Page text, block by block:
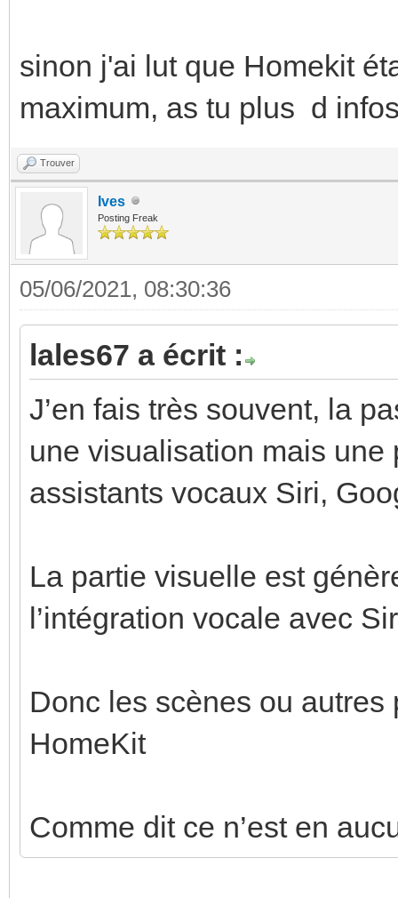
sinon j'ai lut que Homekit
maximum, as tu plus d
Trouver
Ives
Posting Freak
05/06/2021, 08:30:36
lales67 a écrit :
J’en fais très souvent, la
une visualisation mais
assistants vocaux Siri,
La partie visuelle est
l’intégration vocale avec
Donc les scènes ou
HomeKit
Comme dit ce n’est en